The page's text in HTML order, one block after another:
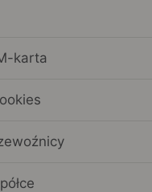
karta